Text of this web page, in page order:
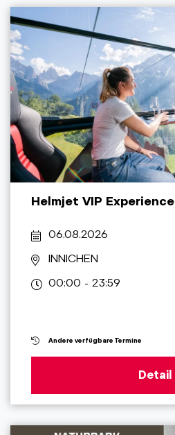
Helmjet VIP Experience
06.08.2026
INNICHEN
00:00 - 23:59
Andere verfügbare Termine
Detail